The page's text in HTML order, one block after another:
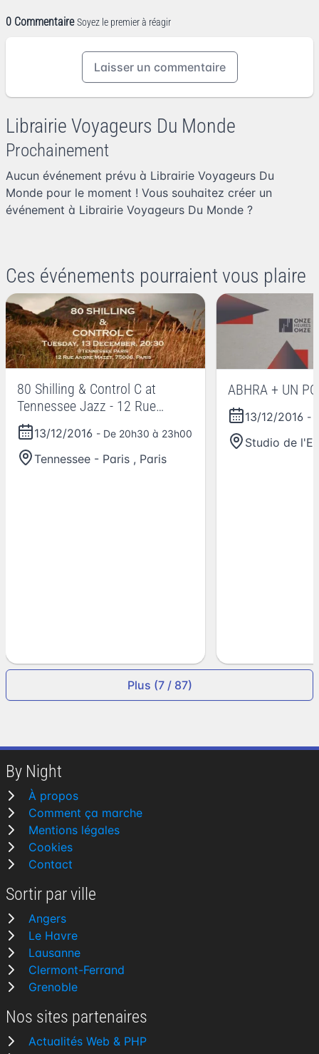
0 Commentaire Soyez le premier à réagir
Laisser un commentaire
Librairie Voyageurs Du Monde
Prochainement
Aucun événement prévu à Librairie Voyageurs Du
Monde pour le moment ! Vous souhaitez créer un
événement à Librairie Voyageurs Du Monde ?
Ces événements pourraient vous plaire
80 Shilling & Control C at
Tennessee Jazz - 12 Rue
André-Mazet
13/12/2016 - De 20h30 à 23h00
Tennessee - Paris , Paris
ABHRA + UN
13/12/2016 -
Studio de
Plus (7 / 87)
By Night
À propos
Comment ça marche
Mentions légales
Cookies
Contact
Sortir par ville
Angers
Le Havre
Lausanne
Clermont-Ferrand
Grenoble
Nos sites partenaires
Actualités Web & PHP